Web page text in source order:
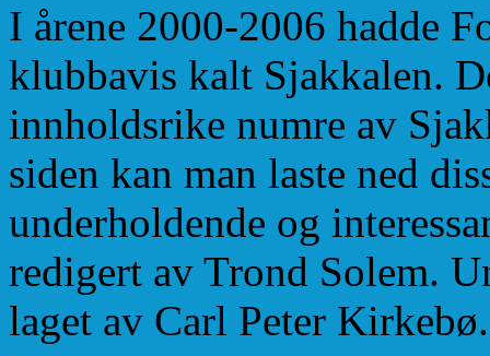
I årene 2000-2006 hadde
klubbavis kalt Sjakkalen.
innholdsrike numre av
siden kan man laste ned
underholdende og
redigert av Trond Solem.
laget av Carl Peter Kirkebø.